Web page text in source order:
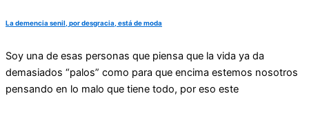
La demencia senil, por desgracia, está de moda
Soy una de esas personas que piensa que la vida ya da
demasiados “palos” como para que encima estemos nosotros
pensando en lo malo que tiene todo, por eso este